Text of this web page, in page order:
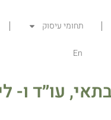
תחומי עיסוק
En
עו״ד ו-